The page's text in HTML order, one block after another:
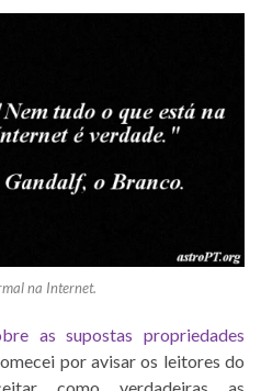
na Internet.
as supostas propriedades
por avisar os leitores do